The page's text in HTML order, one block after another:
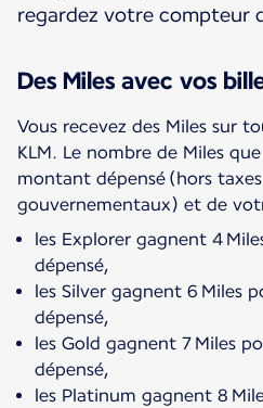
regardez votre compteur
Des Miles avec vos
Vous recevez des Miles sur
KLM. Le nombre de Miles
montant dépensé (hors
les Explorer gagnent 4
dépensé,
les Silver gagnent 6 Miles
dépensé,
les Gold gagnent 7 Miles
dépensé,
les Platinum gagnent 8